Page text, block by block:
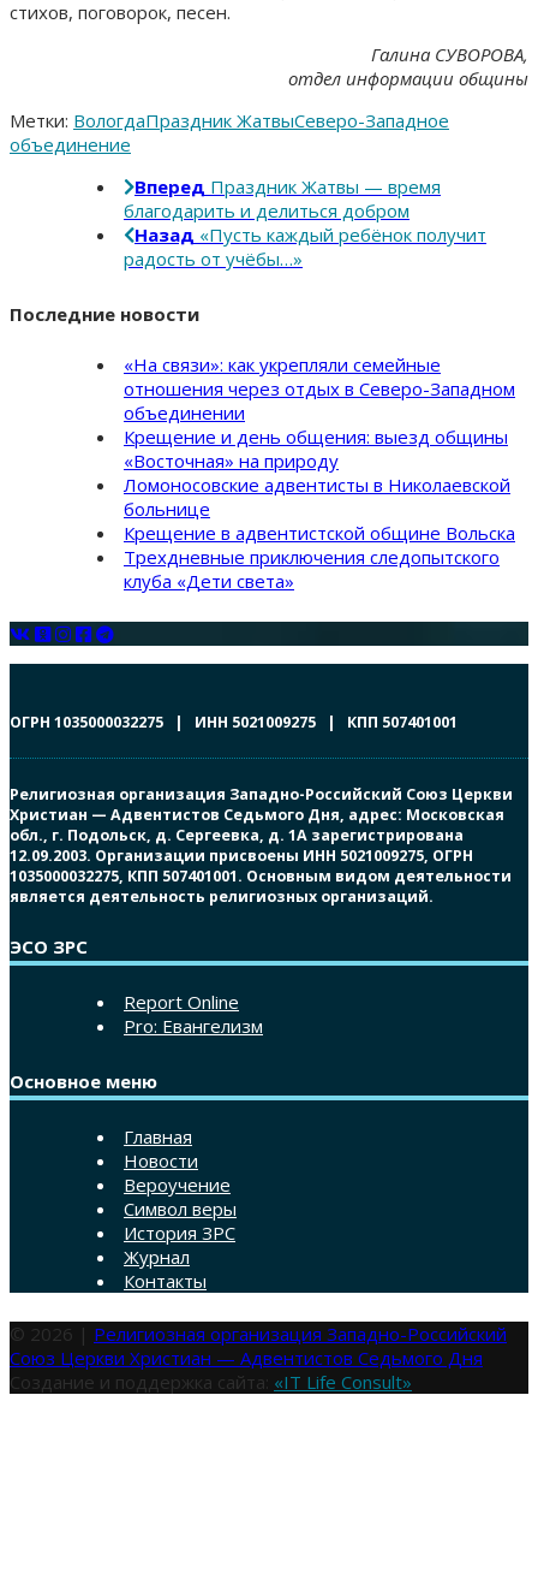
стихов, поговорок, песен.
Галина СУВОРОВА,
отдел информации общины
Метки: ВологдаПраздник ЖатвыСеверо-Западное
объединение
Вперед Праздник Жатвы — время
благодарить и делиться добром
Назад «Пусть каждый ребёнок получит
радость от учёбы…»
Последние новости
«На связи»: как укрепляли семейные
отношения через отдых в Северо-Западном
объединении
Крещение и день общения: выезд общины
«Восточная» на природу
Ломоносовские адвентисты в Николаевской
больнице
Крещение в адвентистской общине Вольска
Трехдневные приключения следопытского
клуба «Дети света»
ОГРН 1035000032275 | ИНН 5021009275 | КПП 507401001
Религиозная организация Западно-Российский Союз Церкви
Христиан — Адвентистов Седьмого Дня, адрес: Московская
обл., г. Подольск, д. Сергеевка, д. 1А зарегистрирована
12.09.2003. Организации присвоены ИНН 5021009275, ОГРН
1035000032275, КПП 507401001. Основным видом деятельности
является деятельность религиозных организаций.
ЭСО ЗРС
Report Online
Pro: Евангелизм
Основное меню
Главная
Новости
Вероучение
Символ веры
История ЗРС
Журнал
Контакты
© 2026 | Религиозная организация Западно-Российский
Союз Церкви Христиан — Адвентистов Седьмого Дня
Создание и поддержка сайта: «IT Life Consult»